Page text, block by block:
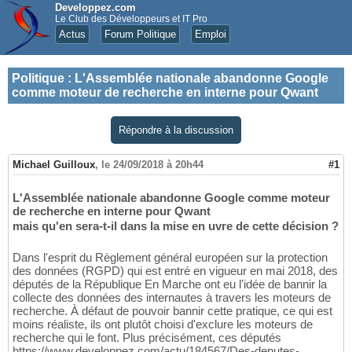
Developpez.com
Le Club des Développeurs et IT Pro
Actus Forum Politique Emploi
Politique : L'Assemblée nationale abandonne Google
comme moteur de recherche en interne pour Qwant
Répondre à la discussion
Michael Guilloux, le 24/09/2018 à 20h44 #1
L'Assemblée nationale abandonne Google comme moteur
de recherche en interne pour Qwant
mais qu'en sera-t-il dans la mise en uvre de cette décision ?
Dans l'esprit du Règlement général européen sur la protection
des données (RGPD) qui est entré en vigueur en mai 2018, des
députés de la République En Marche ont eu l'idée de bannir la
collecte des données des internautes à travers les moteurs de
recherche. À défaut de pouvoir bannir cette pratique, ce qui est
moins réaliste, ils ont plutôt choisi d'exclure les moteurs de
recherche qui le font. Plus précisément, ces députés